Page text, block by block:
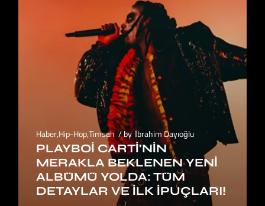
Haber,Hip-Hop,Timsah by İbrahim Dayıoğlu
PLAYBOI CARTI’NIN
MERAKLA BEKLENEN YENI
ALBÜMÜ YOLDA: TÜM
DETAYLAR VE İLK İPUÇLARI!